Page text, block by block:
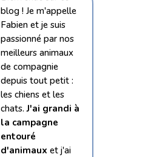
blog ! Je m'appelle
Fabien et je suis
passionné par nos
meilleurs animaux
de compagnie
depuis tout petit :
les chiens et les
chats.J'ai grandi à
la campagne
entouré
d'animaux et j'ai